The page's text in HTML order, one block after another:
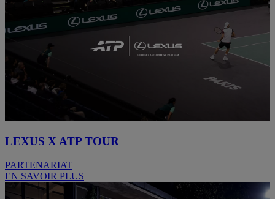
LEXUS X ATP TOUR
PARTENARIAT
EN SAVOIR PLUS